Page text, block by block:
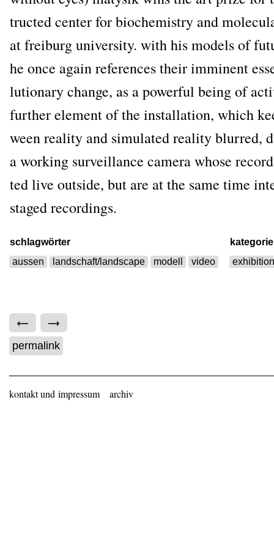
truc­ted cen­ter for bio­che­mis­try and
at frei­burg uni­ver­si­ty. with his models of
he once again refe­ren­ces their immi­nent
lu­tio­na­ry chan­ge, as a powerful being of
fur­ther ele­ment of the instal­la­ti­on, which
ween rea­li­ty and simu­la­ted rea­li­ty blur­red,
a working sur­veil­lan­ce came­ra who­se
ted live out­side, but are at the same time
staged recordings.
schlagwörter
aussen
landschaft/landscape modell video
kategorie
permalink
kontakt und impressum archiv